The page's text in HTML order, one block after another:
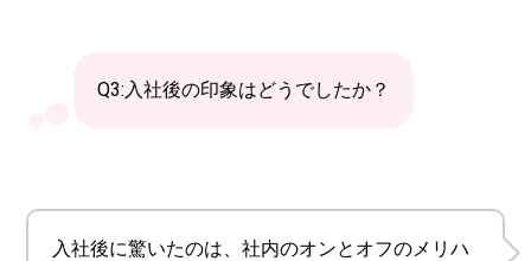
Q3:入社後の印象はどうでしたか？
入社後に驚いたのは、社内のオンとオフのメリハ